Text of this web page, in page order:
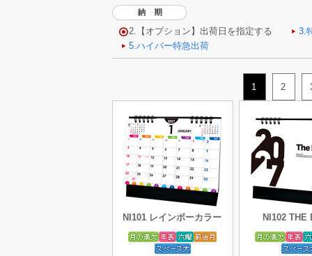
1 2
NI101 レインボーカラー NI102 THE